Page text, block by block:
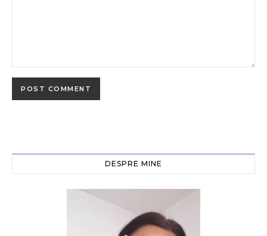
DESPRE MINE